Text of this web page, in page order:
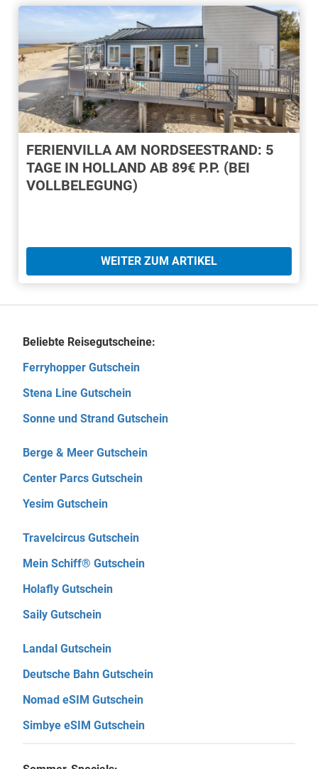
FERIENVILLA AM NORDSEESTRAND: 5
TAGE IN HOLLAND AB 89€ P.P. (BEI
VOLLBELEGUNG)
WEITER ZUM ARTIKEL
Beliebte Reisegutscheine:
Ferryhopper Gutschein
Stena Line Gutschein
Sonne und Strand Gutschein
Berge & Meer Gutschein
Center Parcs Gutschein
Yesim Gutschein
Travelcircus Gutschein
Mein Schiff® Gutschein
Holafly Gutschein
Saily Gutschein
Landal Gutschein
Deutsche Bahn Gutschein
Nomad eSIM Gutschein
Simbye eSIM Gutschein